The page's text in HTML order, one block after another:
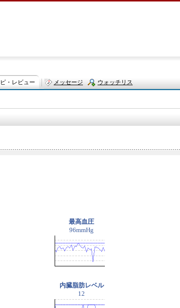
・レビュー メッセージ ウォッチリス
最高血圧
96mmHg
内臓脂肪レベル
12